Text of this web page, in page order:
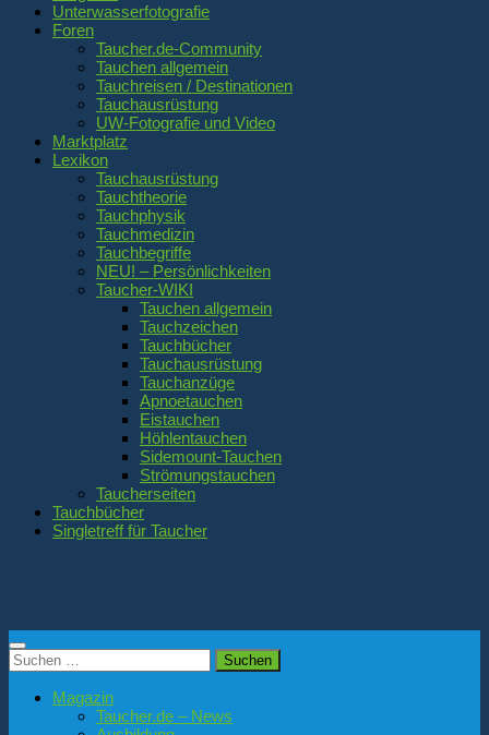
Unterwasserfotografie
Foren
Taucher.de-Community
Tauchen allgemein
Tauchreisen / Destinationen
Tauchausrüstung
UW-Fotografie und Video
Marktplatz
Lexikon
Tauchausrüstung
Tauchtheorie
Tauchphysik
Tauchmedizin
Tauchbegriffe
NEU! – Persönlichkeiten
Taucher-WIKI
Tauchen allgemein
Tauchzeichen
Tauchbücher
Tauchausrüstung
Tauchanzüge
Apnoetauchen
Eistauchen
Höhlentauchen
Sidemount-Tauchen
Strömungstauchen
Taucherseiten
Tauchbücher
Singletreff für Taucher
Suchen
nach:
Magazin
Taucher.de – News